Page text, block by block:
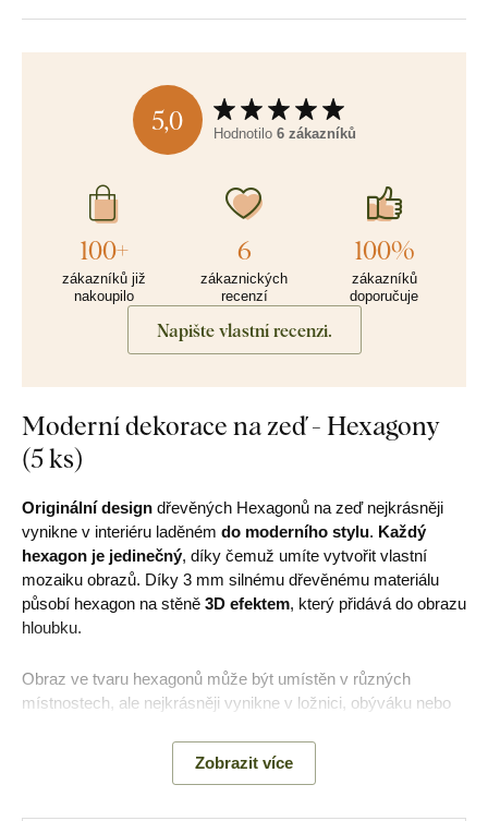
5,0 Hodnotilo 6 zákazníků
100+
zákazníků již
nakoupilo
6
zákaznických
recenzí
100%
zákazníků
doporučuje
Napište vlastní recenzi.
Moderní dekorace na zeď - Hexagony
(5 ks)
Originální design dřevěných Hexagonů na zeď nejkrásněji
vynikne v interiéru laděném do moderního stylu. Každý
hexagon je jedinečný, díky čemuž umíte vytvořit vlastní
mozaiku obrazů. Díky 3 mm silnému dřevěnému materiálu
působí hexagon na stěně 3D efektem, který přidává do obrazu
hloubku.
Obraz ve tvaru hexagonů může být umístěn v různých
místnostech, ale nejkrásněji vynikne v ložnici, obýváku nebo
Hlavní výhody produktu:
Zobrazit více